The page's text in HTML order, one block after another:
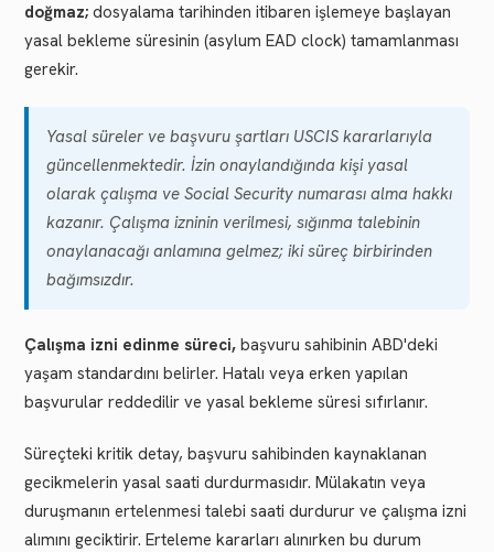
doğmaz; dosyalama tarihinden itibaren işlemeye başlayan
yasal bekleme süresinin (asylum EAD clock) tamamlanması
gerekir.
Yasal süreler ve başvuru şartları USCIS kararlarıyla
güncellenmektedir. İzin onaylandığında kişi yasal
olarak çalışma ve Social Security numarası alma hakkı
kazanır. Çalışma izninin verilmesi, sığınma talebinin
onaylanacağı anlamına gelmez; iki süreç birbirinden
bağımsızdır.
Çalışma izni edinme süreci, başvuru sahibinin ABD'deki
yaşam standardını belirler. Hatalı veya erken yapılan
başvurular reddedilir ve yasal bekleme süresi sıfırlanır.
Süreçteki kritik detay, başvuru sahibinden kaynaklanan
gecikmelerin yasal saati durdurmasıdır. Mülakatın veya
duruşmanın ertelenmesi talebi saati durdurur ve çalışma izni
alımını geciktirir. Erteleme kararları alınırken bu durum